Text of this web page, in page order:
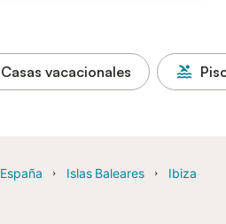
Casas vacacionales
España Islas Baleares
Ibiza